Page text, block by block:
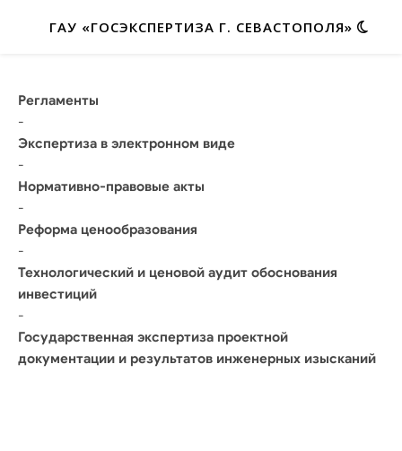
ГАУ «ГОСЭКСПЕРТИЗА Г. СЕВАСТОПОЛЯ»
Регламенты
-
Экспертиза в электронном виде
-
Нормативно-правовые акты
-
Реформа ценообразования
-
Технологический и ценовой аудит обоснования
инвестиций
-
Государственная экспертиза проектной
документации и результатов инженерных изысканий